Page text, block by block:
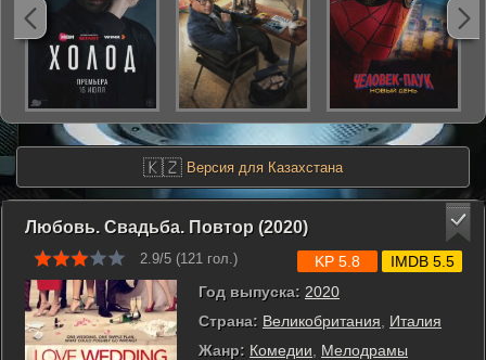
🇰🇿 Версия для Казахстана
Любовь. Свадьба. Повтор (2020)
2.9/5 (121 гол.)
Год выпуска: 2020
Страна: Великобритания
Италия
Жанр: Комедии
Мелодрамы
KP 5.8 IMDB 5.5